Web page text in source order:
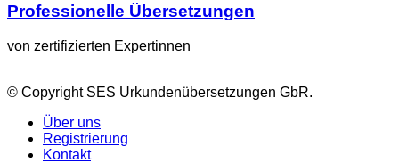
Professionelle Übersetzungen
von zertifizierten Expertinnen
© Copyright SES Urkundenübersetzungen GbR.
Über uns
Registrierung
Kontakt